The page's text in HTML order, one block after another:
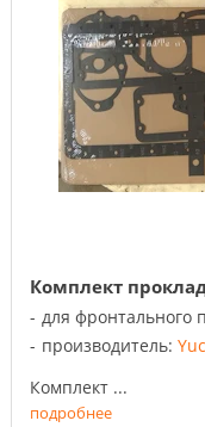
Комплект
для фронтального
производитель:
Комплект ...
подробнее